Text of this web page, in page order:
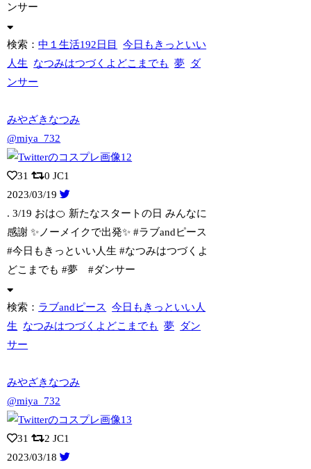
ンサー
検索：中１生活192日目
今日もきっといい
人生
なつみはつづくよどこまでも 夢
ダ
ンサー
みやざきなつみ
@miya_732
31 0 JC1
2023/03/19
. 3/19 おは🍊 新たなスタートの日 みんなに
感謝 ✨ノーメイクで出発✨ #ラブandピース
#今日もきっといい人生 #なつみはつづくよ
どこまでも #夢 #ダンサー
検索： ラブandピース
今日もきっといい人
生
なつみはつづくよどこまでも 夢
ダン
サー
みやざきなつみ
@miya_732
31 2 JC1
2023/03/18